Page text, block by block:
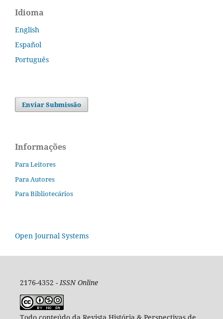
Idioma
English
Español
Português
Enviar Submissão
Informações
Para Leitores
Para Autores
Para Bibliotecários
Open Journal Systems
2176-4352 -ISSN Online